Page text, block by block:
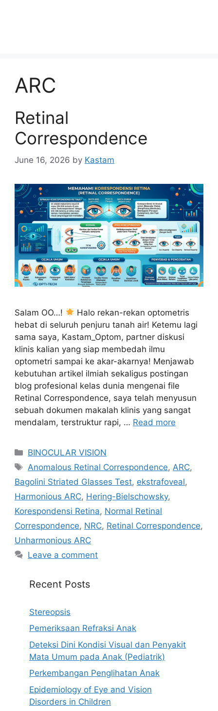
ARC
Retinal
Correspondence
June 16, 2026 by Kastam
Salam OO…!
Halo rekan-rekan optometris
hebat di seluruh penjuru tanah air! Ketemu lagi
sama saya, Kastam_Optom, partner diskusi
klinis kalian yang siap membedah ilmu
optometri sampai ke akar-akarnya! Menjawab
kebutuhan artikel ilmiah sekaligus postingan
blog profesional kelas dunia mengenai file
Retinal Correspondence, saya telah menyusun
sebuah dokumen makalah klinis yang sangat
mendalam, terstruktur rapi, … Read more
Categories
BINOCULAR VISION
Tags
Anomalous Retinal Correspondence, ARC,
Bagolini Striated Glasses Test, ekstrafoveal,
Harmonious ARC, Hering-Bielschowsky,
Korespondensi Retina, Normal Retinal
Correspondence, NRC, Retinal Correspondence,
Unharmonious ARC
Leave a comment
Recent Posts
Stereopsis
Pemeriksaan Refraksi Anak
Deteksi Dini Kondisi Visual dan Penyakit
Mata Umum pada Anak (Pediatrik)
Perkembangan Penglihatan Anak
Epidemiology of Eye and Vision
Disorders in Children